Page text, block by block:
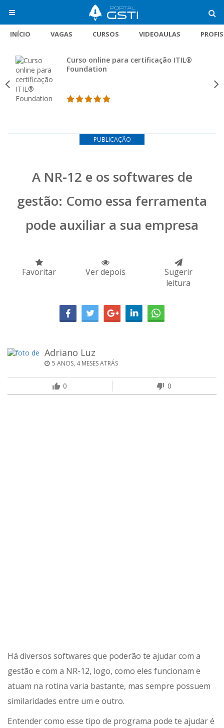
INÍCIO VAGAS CURSOS VIDEOAULAS
Curso online para certificação ITIL®
Foundation
PUBLICAÇÃO
A NR-12 e os softwares de
gestão: Como essa ferramenta
pode auxiliar a sua empresa
Favoritar Ver depois
Sugerir
leitura
Adriano Luz
5 ANOS, 4 MESES ATRÁS
0 0
Há diversos softwares que poderão te ajudar com a
gestão e com a NR-12, logo, como eles funcionam e
atuam na rotina varia bastante, mas sempre possuem
similaridades entre um e outro.
Entender como esse tipo de programa pode te ajudar é